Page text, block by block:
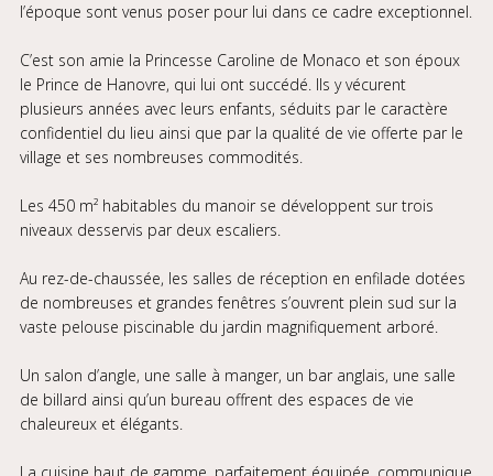
l’époque sont venus poser pour lui dans ce cadre exceptionnel.
C’est son amie la Princesse Caroline de Monaco et son époux
le Prince de Hanovre, qui lui ont succédé. Ils y vécurent
plusieurs années avec leurs enfants, séduits par le caractère
confidentiel du lieu ainsi que par la qualité de vie offerte par le
village et ses nombreuses commodités.
Les 450 m² habitables du manoir se développent sur trois
niveaux desservis par deux escaliers.
Au rez-de-chaussée, les salles de réception en enfilade dotées
de nombreuses et grandes fenêtres s’ouvrent plein sud sur la
vaste pelouse piscinable du jardin magnifiquement arboré.
Un salon d’angle, une salle à manger, un bar anglais, une salle
de billard ainsi qu’un bureau offrent des espaces de vie
chaleureux et élégants.